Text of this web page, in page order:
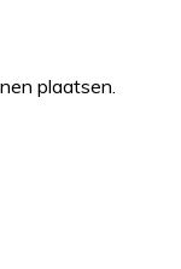
plaatsen.